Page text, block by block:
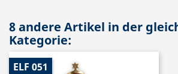
8 andere Artikel in der
Kategorie:
ELF 051